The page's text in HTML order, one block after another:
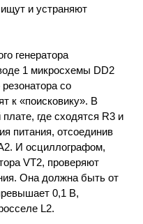
и устраняют
генератора
1 микросхемы DD2
со
к «поисковику». В
где сходятся R3 и
питания, отсоединив
И осциллографом,
VT2, проверяют
Она должна быть от
0,1 В,
L2.